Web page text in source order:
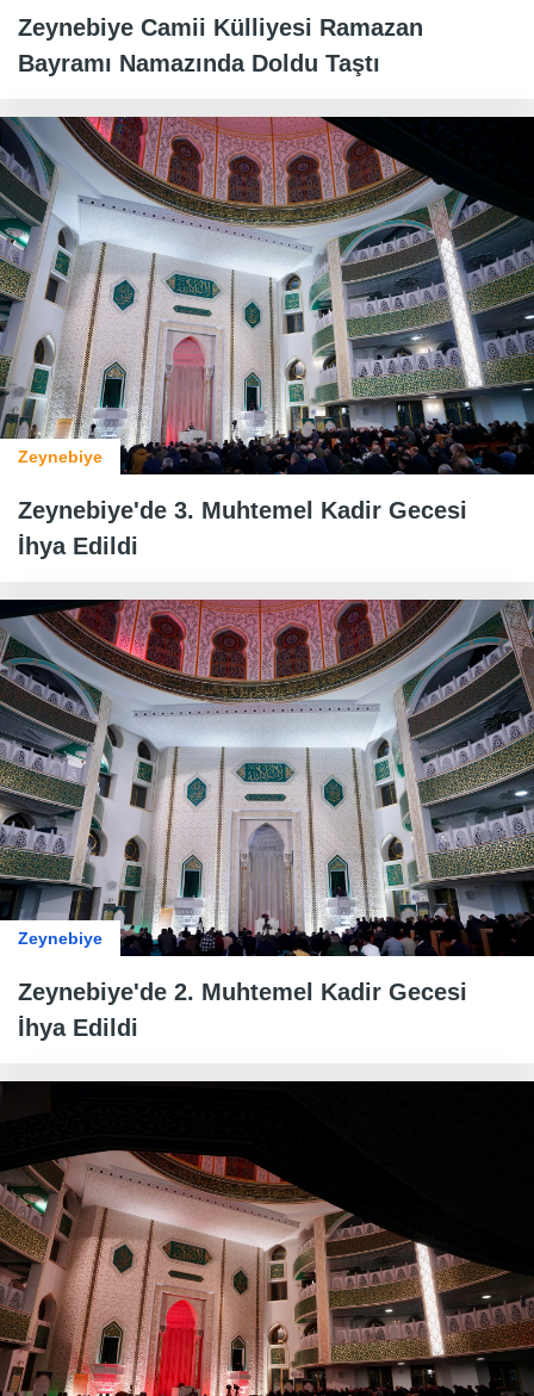
Zeynebiye Camii Külliyesi Ramazan
Bayramı Namazında Doldu Taştı
Zeynebiye
Zeynebiye'de 3. Muhtemel Kadir Gecesi
İhya Edildi
Zeynebiye
Zeynebiye'de 2. Muhtemel Kadir Gecesi
İhya Edildi